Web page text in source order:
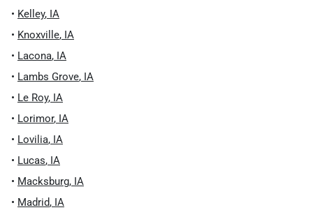
• Kelley, IA
• Knoxville, IA
• Lacona, IA
• Lambs Grove, IA
• Le Roy, IA
• Lorimor, IA
• Lovilia, IA
• Lucas, IA
• Macksburg, IA
• Madrid, IA